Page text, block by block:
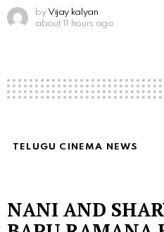
by Vijay kalyan
about 11 hours ago
TELUGU CINEMA NEWS
NANI AND